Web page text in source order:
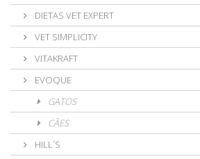
DIETAS VET EXPERT
VET SIMPLICITY
VITAKRAFT
EVOQUE
GATOS
CÃES
HILL´S